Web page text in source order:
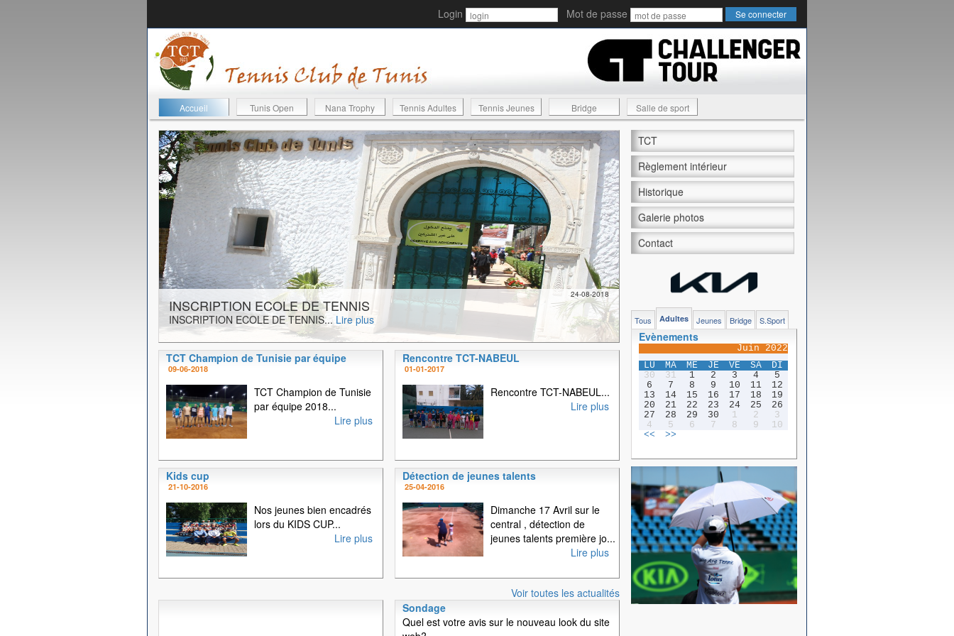
Login Mot de passe
Accueil Tunis Open Nana Trophy Tennis Adultes Tennis Jeunes Bridge Salle de sport
24-08-2018
INSCRIPTION ECOLE DE TENNIS
INSCRIPTION ECOLE DE TENNIS... Lire plus
TCT Champion de Tunisie par équipe
09-06-2018
TCT Champion de Tunisie
par équipe 2018...
Lire plus
Rencontre TCT-NABEUL
01-01-2017
Rencontre TCT-NABEUL...
Lire plus
Kids cup
21-10-2016
Nos jeunes bien encadrés
lors du KIDS CUP...
Lire plus
Détection de jeunes talents
25-04-2016
Dimanche 17 Avril sur le
central , détection de
jeunes talents première jo...
Lire plus
Voir toutes les actualités
Sondage
Quel est votre avis sur le nouveau look du site
TCT
Règlement intérieur
Historique
Galerie photos
Contact
Tous Adultes Jeunes Bridge S.Sport
Evènements
Juin 2022
LU
MA ME JE VE SA
DI
30
31 1 2 3 4
5
6
7 8 9 10 11
12
13
14 15 16 17 18
19
20
21 22 23 24 25
26
27
28 29 30 1 2
3
4
5 6 7 8 9
10
<<
>>